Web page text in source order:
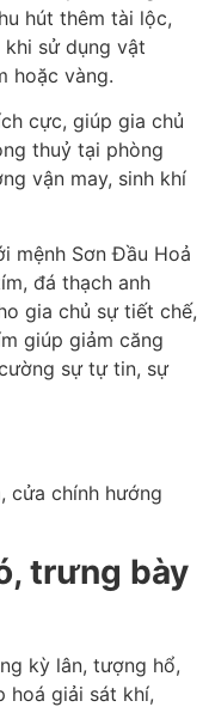
hút thêm tài lộc,
sử dụng vật
hoặc vàng.
cực, giúp gia chủ
thuỷ tại phòng
vận may, sinh khí
mệnh Sơn Đầu Hoả
đá thạch anh
gia chủ sự tiết chế,
giúp giảm căng
sự tự tin, sự
cửa chính hướng
trưng bày
kỳ lân, tượng hổ,
hoá giải sát khí,